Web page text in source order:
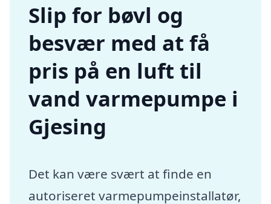
Slip for bøvl og
besvær med at få
pris på en luft til
vand varmepumpe i
Gjesing
Det kan være svært at finde en
autoriseret varmepumpeinstallatør,